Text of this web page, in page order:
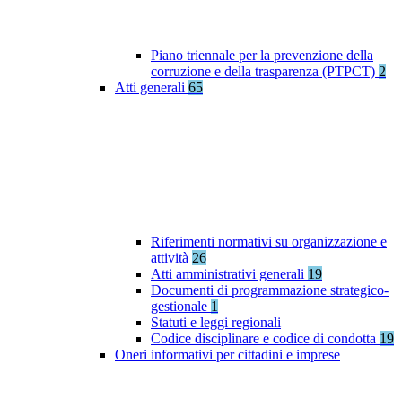
Piano triennale per la prevenzione della
corruzione e della trasparenza (PTPCT) 2
Atti generali 65
Riferimenti normativi su organizzazione e
attività 26
Atti amministrativi generali 19
Documenti di programmazione strategico-
gestionale 1
Statuti e leggi regionali
Codice disciplinare e codice di condotta 19
Oneri informativi per cittadini e imprese